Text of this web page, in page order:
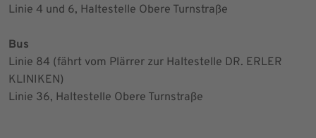
Linie 4 und 6, Haltestelle Obere Turnstraße
Bus
Linie 84 (fährt vom Plärrer zur Haltestelle DR. ERLER
KLINIKEN)
Linie 36, Haltestelle Obere Turnstraße